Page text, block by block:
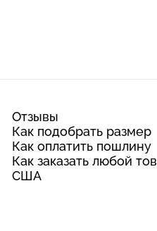
Отзывы
Как подобрать размер
Как оплатить пошлину
Как заказать любой
США